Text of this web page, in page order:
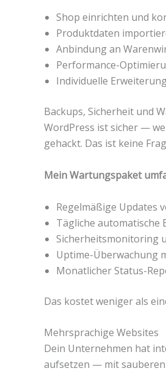
Shop einrichten und
Produktdaten
Anbindung an
Performance-
Individuelle
Backups, Sicherheit und
WordPress ist sicher —
gehackt. Das ist keine
Mein Wartungspaket
Regelmäßige Updates
Tägliche automatische
Sicherheitsmonitoring
Uptime-Überwachung
Monatlicher Status-
Das kostet weniger als
Mehrsprachige Websites
Dein Unternehmen hat
aufsetzen — mit sauberen